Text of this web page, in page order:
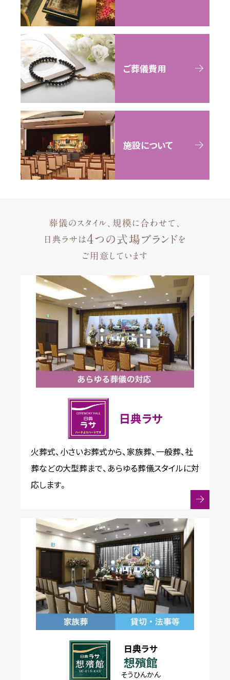
ご葬儀費用
施設について
日典ラサ
火葬式、小さいお葬式から、家族葬、一般葬、社
葬などの大型葬まで、あらゆる葬儀スタイルに対
応します。
日典ラサ
想殯館
そうひんかん